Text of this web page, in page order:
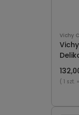
Vichy
x12
( 1 szt.